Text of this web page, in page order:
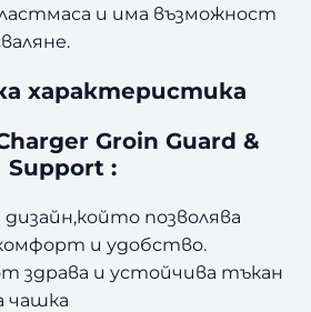
и има възможност
характеристика
Groin Guard &
Support :
позволява
и удобство.
здрава и устойчива тъкан
чашка